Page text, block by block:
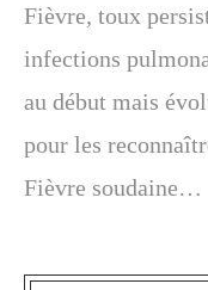
Fièvre, toux
infections
au début mais
pour les
Fièvre soudaine…